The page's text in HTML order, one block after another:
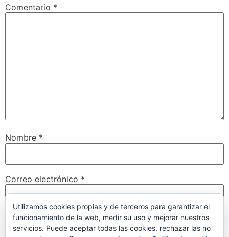
Comentario *
Nombre *
Correo electrónico *
Web
Utilizamos cookies propias y de terceros para garantizar el
funcionamiento de la web, medir su uso y mejorar nuestros
servicios. Puede aceptar todas las cookies, rechazar las no